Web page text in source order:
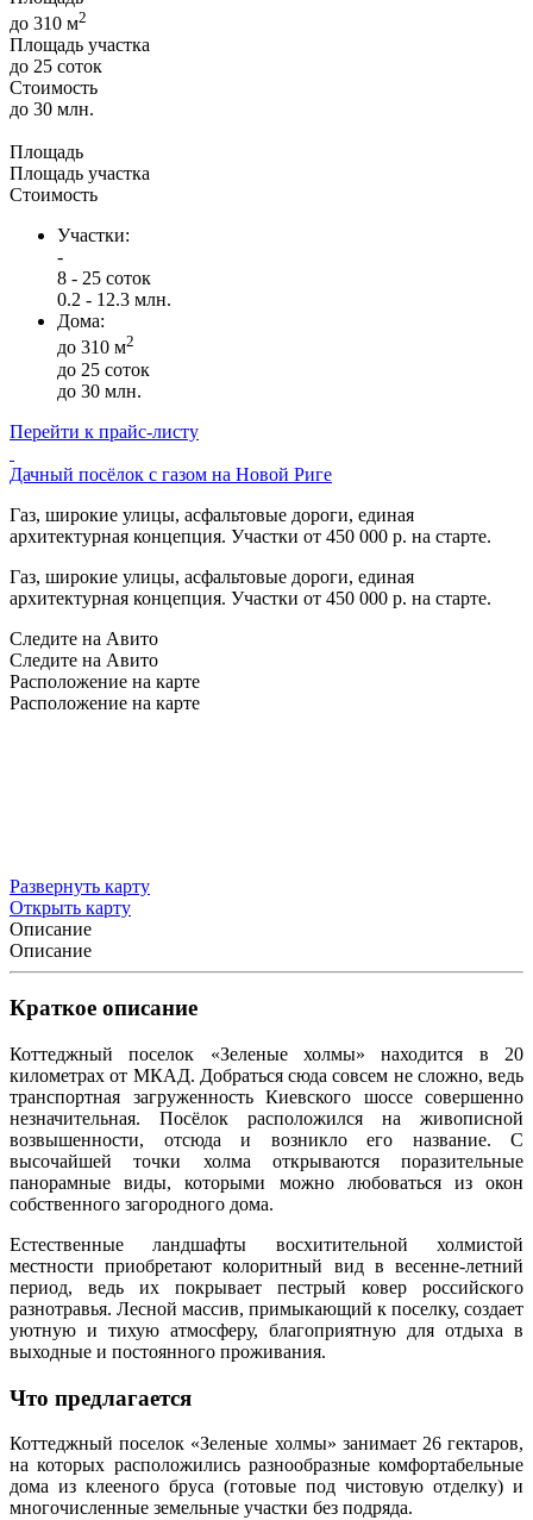
до 310 м2
Площадь участка
до 25 соток
Стоимость
до 30 млн.
Площадь
Площадь участка
Стоимость
Участки:
-
8 - 25 соток
0.2 - 12.3 млн.
Дома:
до 310 м2
до 25 соток
до 30 млн.
Перейти к прайс-листу
Дачный посёлок с газом на Новой Риге
Газ, широкие улицы, асфальтовые дороги, единая
архитектурная концепция. Участки от 450 000 р. на старте.
Газ, широкие улицы, асфальтовые дороги, единая
архитектурная концепция. Участки от 450 000 р. на старте.
Следите на Авито
Следите на Авито
Расположение на карте
Расположение на карте
Развернуть карту
Открыть карту
Описание
Описание
Краткое описание
Коттеджный поселок «Зеленые холмы» находится в 20
километрах от МКАД. Добраться сюда совсем не сложно, ведь
транспортная загруженность Киевского шоссе совершенно
незначительная. Посёлок расположился на живописной
возвышенности, отсюда и возникло его название. С
высочайшей точки холма открываются поразительные
панорамные виды, которыми можно любоваться из окон
собственного загородного дома.
Естественные ландшафты восхитительной холмистой
местности приобретают колоритный вид в весенне-летний
период, ведь их покрывает пестрый ковер российского
разнотравья. Лесной массив, примыкающий к поселку, создает
уютную и тихую атмосферу, благоприятную для отдыха в
выходные и постоянного проживания.
Что предлагается
Коттеджный поселок «Зеленые холмы» занимает 26 гектаров,
на которых расположились разнообразные комфортабельные
дома из клееного бруса (готовые под чистовую отделку) и
многочисленные земельные участки без подряда.